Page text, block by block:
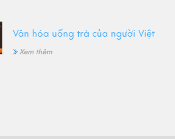
Văn hóa uống trà của người Việt
Xem thêm